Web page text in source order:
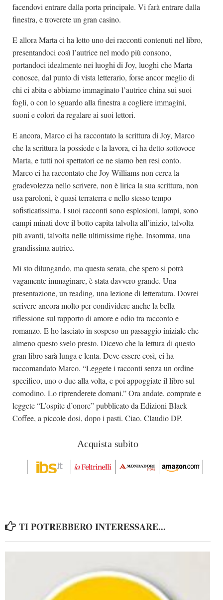
facendovi entrare dalla porta principale. Vi farà entrare dalla
finestra, e troverete un gran casino.
E allora Marta ci ha letto uno dei racconti contenuti nel libro,
presentandoci così l’autrice nel modo più consono,
portandoci idealmente nei luoghi di Joy, luoghi che Marta
conosce, dal punto di vista letterario, forse ancor meglio di
chi ci abita e abbiamo immaginato l’autrice china sui suoi
fogli, o con lo sguardo alla finestra a cogliere immagini,
suoni e colori da regalare ai suoi lettori.
E ancora, Marco ci ha raccontato la scrittura di Joy, Marco
che la scrittura la possiede e la lavora, ci ha detto sottovoce
Marta, e tutti noi spettatori ce ne siamo ben resi conto.
Marco ci ha raccontato che Joy Williams non cerca la
gradevolezza nello scrivere, non è lirica la sua scrittura, non
usa paroloni, è quasi terraterra e nello stesso tempo
sofisticatissima. I suoi racconti sono esplosioni, lampi, sono
campi minati dove il botto capita talvolta all’inizio, talvolta
più avanti, talvolta nelle ultimissime righe. Insomma, una
grandissima autrice.
Mi sto dilungando, ma questa serata, che spero si potrà
vagamente immaginare, è stata davvero grande. Una
presentazione, un reading, una lezione di letteratura. Dovrei
scrivere ancora molto per condividere anche la bella
riflessione sul rapporto di amore e odio tra racconto e
romanzo. E ho lasciato in sospeso un passaggio iniziale che
almeno questo svelo presto. Dicevo che la lettura di questo
gran libro sarà lunga e lenta. Deve essere così, ci ha
raccomandato Marco. “Leggete i racconti senza un ordine
specifico, uno o due alla volta, e poi appoggiate il libro sul
comodino. Lo riprenderete domani.” Ora andate, comprate e
leggete “L’ospite d’onore” pubblicato da Edizioni Black
Coffee, a piccole dosi, dopo i pasti. Ciao. Claudio DP.
Acquista subito
TI POTREBBERO INTERESSARE...